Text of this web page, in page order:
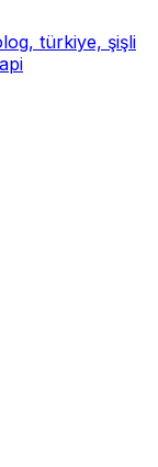
türkiye, şişli